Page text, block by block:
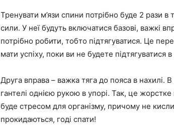
Тренувати м’язи спини потрібно буде 2 рази
сили. У неї будуть включатися базові, важкі
потрібно робити, тобто підтягуватися. Це
мати успіху, поки ви не будете підтягуватися
Друга вправа – важка тяга до пояса в нахилі.
гантелі однією рукою в упорі. Так, це жорстке
буде стресом для організму, причому не
прокидаються, годі спати!